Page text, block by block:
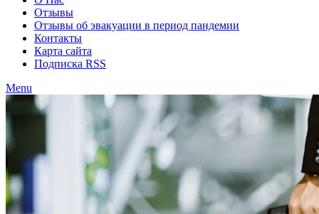
Отзывы
Отзывы об эвакуации в период пандемии
Контакты
Карта сайта
Подписка RSS
Menu